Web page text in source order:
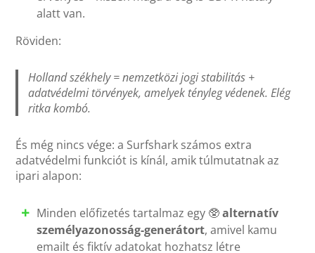
alatt van.
Röviden:
Holland székhely = nemzetközi jogi stabilitás +
adatvédelmi törvények, amelyek tényleg védenek. Elég
ritka kombó.
És még nincs vége: a Surfshark számos extra
adatvédelmi funkciót is kínál, amik túlmutatnak az
ipari alapon:
Minden előfizetés tartalmaz egy 🥸alternatív
személyazonosság-generátort, amivel kamu
emailt és fiktív adatokat hozhatsz létre